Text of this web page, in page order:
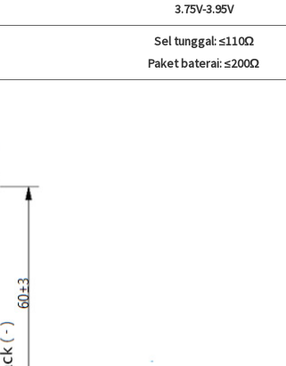
3.75V-3.95V
Sel tunggal: ≤110Ω
Paket baterai: ≤200Ω